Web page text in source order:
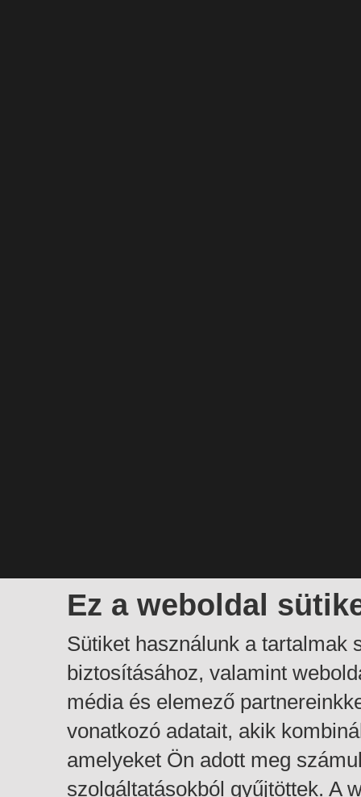
Ez a weboldal
Sütiket használunk a tartalmak
biztosításához, valamint
média és elemező
vonatkozó adatait, akik
amelyeket Ön adott meg
szolgáltatásokból gyűjtöttek. A